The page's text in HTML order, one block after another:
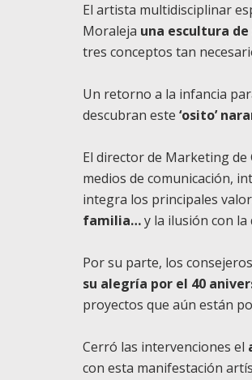
El artista multidisciplinar
Moraleja una escultura de
tres conceptos tan
Un retorno a la infancia
descubran este ‘osito’
El director de Marketing de
medios de comunicación,
integra los principales
familia…y la ilusión con
Por su parte, los
su alegría por el 40
proyectos que aún están
Cerró las intervenciones el
con esta manifestación